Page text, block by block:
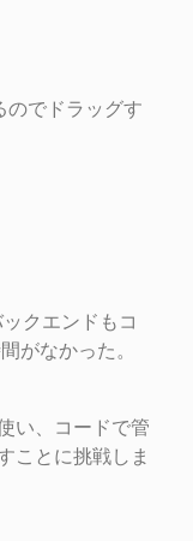
のでドラッグす
クエンドもコ
がなかった。
い、コードで管
ことに挑戦しま